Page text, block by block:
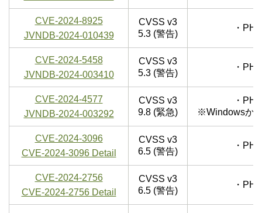
CVE-2024-8925
JVNDB-2024-010439
CVSS v3
5.3 (警告)
・
CVE-2024-5458
JVNDB-2024-003410
CVSS v3
5.3 (警告)
・
CVE-2024-4577
JVNDB-2024-003292
CVSS v3
9.8 (緊急)
・
※Windowsか
CVE-2024-3096
CVE-2024-3096 Detail
CVSS v3
6.5 (警告)
・
CVE-2024-2756
CVE-2024-2756 Detail
CVSS v3
6.5 (警告)
・